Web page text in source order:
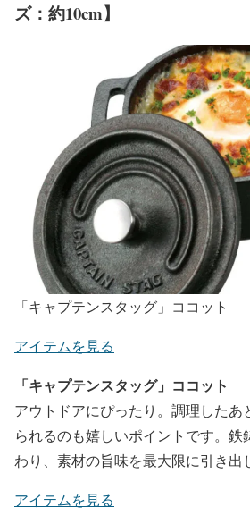
ズ：約10cm】
「キャプテンスタッグ」ココット
アイテムを見る
「キャプテンスタッグ」ココット
アウトドアにぴったり。調理したあ
られるのも嬉しいポイントです。鉄
わり、素材の旨味を最大限に引き出
アイテムを見る